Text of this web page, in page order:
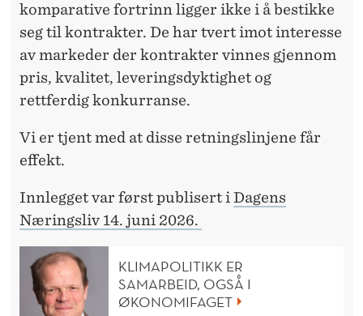
komparative fortrinn ligger ikke i å bestikke
seg til kontrakter. De har tvert imot interesse
av markeder der kontrakter vinnes gjennom
pris, kvalitet, leveringsdyktighet og
rettferdig konkurranse.
Vi er tjent med at disse retningslinjene får
effekt.
Innlegget var først publisert i Dagens
Næringsliv 14. juni 2026.
KLIMAPOLITIKK ER
SAMARBEID, OGSÅ I
ØKONOMIFAGET